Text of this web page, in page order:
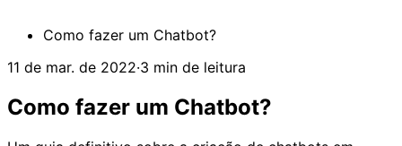
Como fazer um Chatbot?
11 de mar. de 2022·3 min de leitura
Como fazer um Chatbot?